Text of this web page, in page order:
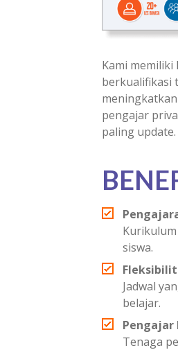
Kami
berkualifikasi
pengajar
paling update.
siswa.
Jadwal
belajar.
Pengajar
Tenaga